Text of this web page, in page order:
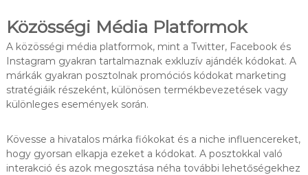
Közösségi Média Platformok
A közösségi média platformok, mint a Twitter, Facebook és
Instagram gyakran tartalmaznak exkluzív ajándék kódokat. A
márkák gyakran posztolnak promóciós kódokat marketing
stratégiáik részeként, különösen termékbevezetések vagy
különleges események során.
Kövesse a hivatalos márka fiókokat és a niche influencereket,
hogy gyorsan elkapja ezeket a kódokat. A posztokkal való
interakció és azok megosztása néha további lehetőségekhez